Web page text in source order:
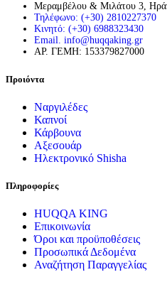
Μεραμβέλου & Μιλάτου 3,
Τηλέφωνο: (+30) 2810227370
Κινητό: (+30) 6988323430
Email. info@huqqaking.gr
ΑΡ. ΓΕΜΗ: 153379827000
Προιόντα
Ναργιλέδες
Καπνοί
Κάρβουνα
Αξεσουάρ
Ηλεκτρονικό Shisha
Πληροφορίες
HUQQA KING
Επικοινωνία
Όροι και προϋποθέσεις
Προσωπικά Δεδομένα
Αναζήτηση Παραγγελίας